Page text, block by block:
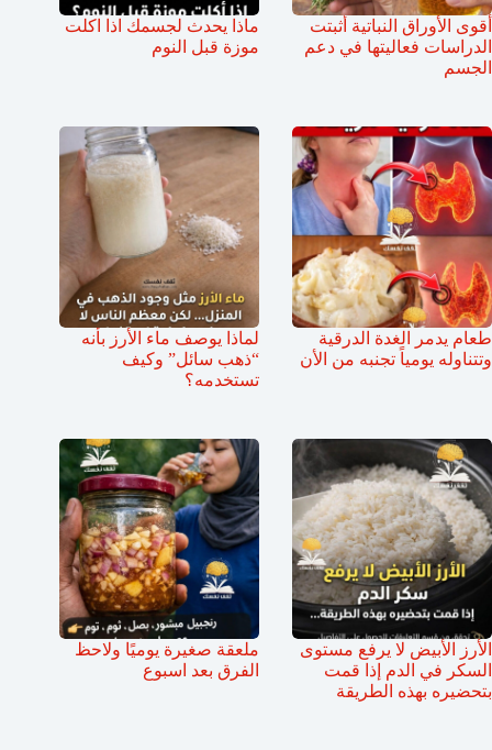
أقوى الأوراق النباتية أثبتت
الدراسات فعاليتها في دعم
الجسم
ماذا يحدث لجسمك اذا اكلت
موزة قبل النوم
طعام يدمر الغدة الدرقية
وتتناوله يومياً تجنبه من الأن
لماذا يوصف ماء الأرز بأنه
“ذهب سائل” وكيف
تستخدمه؟
الأرز الأبيض لا يرفع مستوى
السكر في الدم إذا قمت
بتحضيره بهذه الطريقة
ملعقة صغيرة يوميًا ولاحظ
الفرق بعد اسبوع